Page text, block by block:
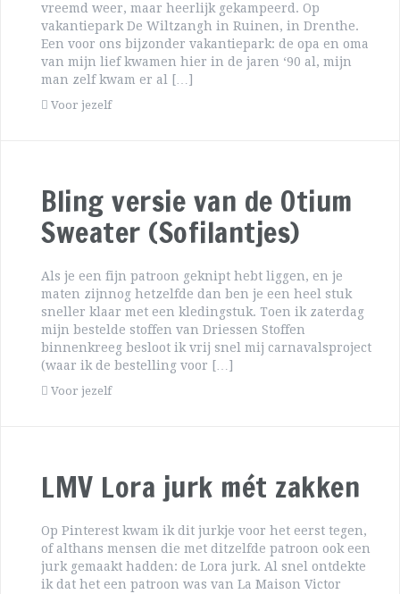
vreemd weer, maar heerlijk gekampeerd. Op
vakantiepark De Wiltzangh in Ruinen, in Drenthe.
Een voor ons bijzonder vakantiepark: de opa en oma
van mijn lief kwamen hier in de jaren ‘90 al, mijn
man zelf kwam er al […]
Voor jezelf
Bling versie van de Otium
Sweater (Sofilantjes)
Als je een fijn patroon geknipt hebt liggen, en je
maten zijnnog hetzelfde dan ben je een heel stuk
sneller klaar met een kledingstuk. Toen ik zaterdag
mijn bestelde stoffen van Driessen Stoffen
binnenkreeg besloot ik vrij snel mij carnavalsproject
(waar ik de bestelling voor […]
Voor jezelf
LMV Lora jurk mét zakken
Op Pinterest kwam ik dit jurkje voor het eerst tegen,
of althans mensen die met ditzelfde patroon ook een
jurk gemaakt hadden: de Lora jurk. Al snel ontdekte
ik dat het een patroon was van La Maison Victor